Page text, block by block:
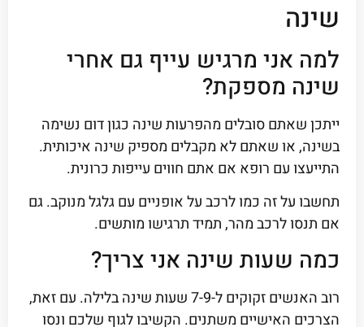
שינה
למה אני מרגיש עייף גם אחרי
שינה מספקת?
ייתכן שאתם סובלים מהפרעות שינה כגון דום נשימה
בשינה, או שאתם לא מקבלים מספיק שינה איכותית.
התייעצו עם רופא אם אתם חווים עייפות כרונית.
תחשבו על זה כמו לרכב על אופניים עם גלגל מנוקב. גם
אם תנסו לרכב מהר, תמיד תרגישו מותשים.
כמה שעות שינה אני צריך?
רוב האנשים זקוקים ל-7-9 שעות שינה בלילה. עם זאת,
הצרכים האישיים משתנים. הקשיבו לגוף שלכם ונסו